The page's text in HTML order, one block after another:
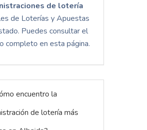
de lotería
de Loterías y Apuestas
Puedes consultar el
completo en esta página.
encuentro la
de lotería más